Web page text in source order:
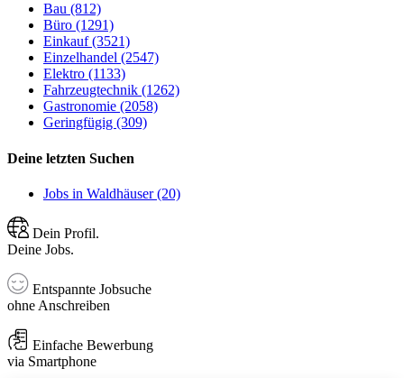
Bau (812)
Büro (1291)
Einkauf (3521)
Einzelhandel (2547)
Elektro (1133)
Fahrzeugtechnik (1262)
Gastronomie (2058)
Geringfügig (309)
Deine letzten Suchen
Jobs in Waldhäuser (20)
Dein Profil.
Deine Jobs.
Entspannte Jobsuche
ohne Anschreiben
Einfache Bewerbung
via Smartphone